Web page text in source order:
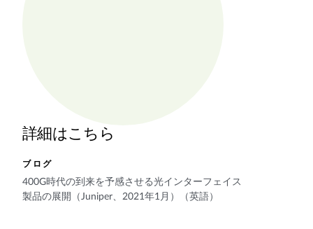
詳細はこちら
ブログ
400G時代の到来を予感させる光インターフェイス
製品の展開（Juniper、2021年1月）（英語）